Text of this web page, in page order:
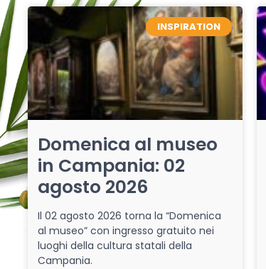
INSPIRATION
Domenica al museo
in Campania: 02
agosto 2026
Il 02 agosto 2026 torna la “Domenica
al museo” con ingresso gratuito nei
luoghi della cultura statali della
Campania.